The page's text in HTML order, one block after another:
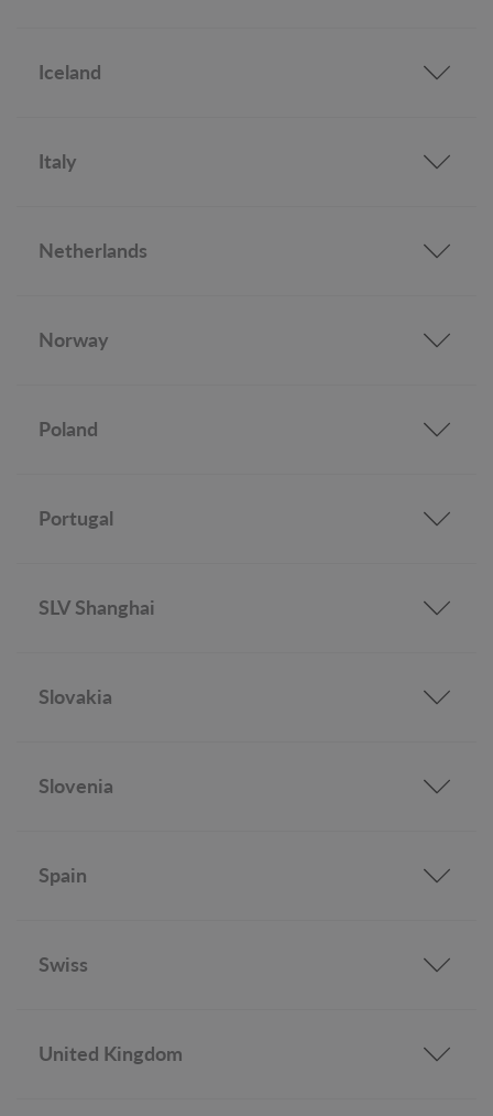
Iceland
Italy
Netherlands
Norway
Poland
Portugal
SLV Shanghai
Slovakia
Slovenia
Spain
Swiss
United Kingdom